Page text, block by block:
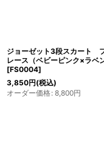
ジョーゼット3段スカート
レース（ベビーピンク×ラベ
[FS0004]
3,850円(税込)
オーダー価格: 8,800円